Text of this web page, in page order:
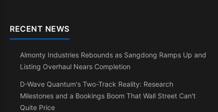
RECENT NEWS
Almonty Industries Rebounds as Sangdong Ramps Up and
Listing Overhaul Nears Completion
D-Wave Quantum's Two-Track Reality: Research
Milestones and a Bookings Boom That Wall Street Can't
Quite Price